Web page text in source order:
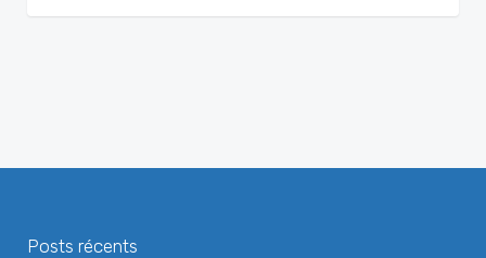
Posts récents